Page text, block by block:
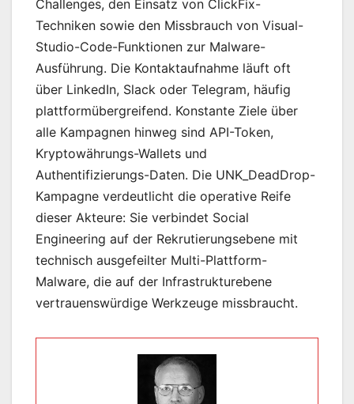
Challenges, den Einsatz von ClickFix-
Techniken sowie den Missbrauch von Visual-
Studio-Code-Funktionen zur Malware-
Ausführung. Die Kontaktaufnahme läuft oft
über LinkedIn, Slack oder Telegram, häufig
plattformübergreifend. Konstante Ziele über
alle Kampagnen hinweg sind API-Token,
Kryptowährungs-Wallets und
Authentifizierungs-Daten. Die UNK_DeadDrop-
Kampagne verdeutlicht die operative Reife
dieser Akteure: Sie verbindet Social
Engineering auf der Rekrutierungsebene mit
technisch ausgefeilter Multi-Plattform-
Malware, die auf der Infrastrukturebene
vertrauenswürdige Werkzeuge missbraucht.